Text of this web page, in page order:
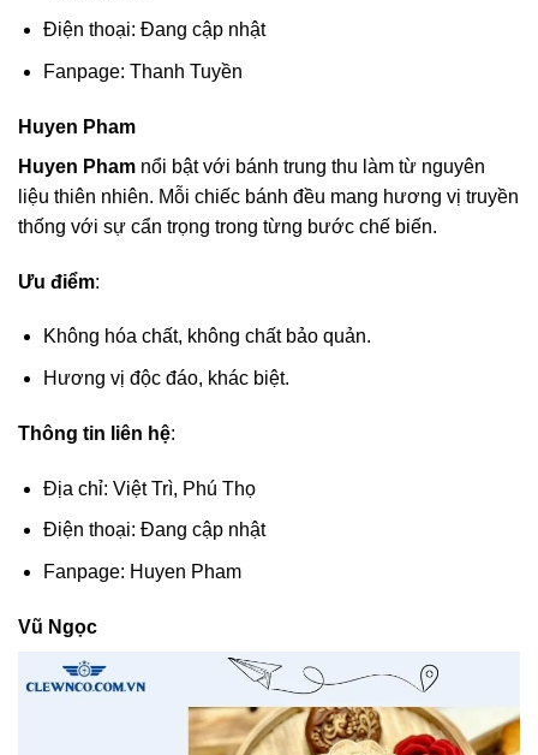
Điện thoại: Đang cập nhật
Fanpage: Thanh Tuyền
Huyen Pham
Huyen Pham nổi bật với bánh trung thu làm từ nguyên
liệu thiên nhiên. Mỗi chiếc bánh đều mang hương vị truyền
thống với sự cẩn trọng trong từng bước chế biến.
Ưu điểm:
Không hóa chất, không chất bảo quản.
Hương vị độc đáo, khác biệt.
Thông tin liên hệ:
Địa chỉ: Việt Trì, Phú Thọ
Điện thoại: Đang cập nhật
Fanpage: Huyen Pham
Vũ Ngọc